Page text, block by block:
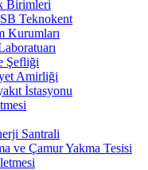
Birimleri
Teknokent
Kurumları
Şefliği
Amirliği
İstasyonu
Santrali
ve Çamur Yakma Tesisi